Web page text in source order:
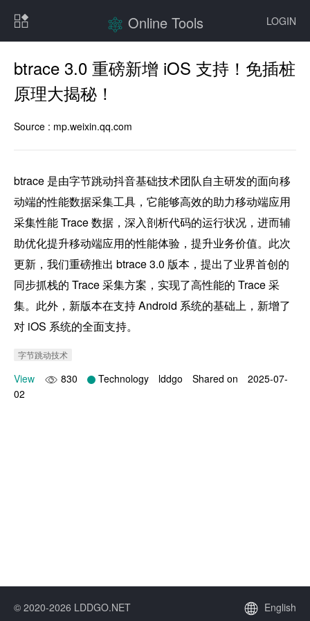
LOGIN
Online Tools
btrace 3.0 重磅新增 iOS 支持！免插桩
原理大揭秘！
Source : mp.weixin.qq.com
btrace 是由字节跳动抖音基础技术团队自主研发的面向移
动端的性能数据采集工具，它能够高效的助力移动端应用
采集性能 Trace 数据，深入剖析代码的运行状况，进而辅
助优化提升移动端应用的性能体验，提升业务价值。此次
更新，我们重磅推出 btrace 3.0 版本，提出了业界首创的
同步抓栈的 Trace 采集方案，实现了高性能的 Trace 采
集。此外，新版本在支持 Android 系统的基础上，新增了
对 iOS 系统的全面支持。
字节跳动技术
View 830 Technology lddgo Shared on
2025-07-
02
© 2020-2026 LDDGO.NET English